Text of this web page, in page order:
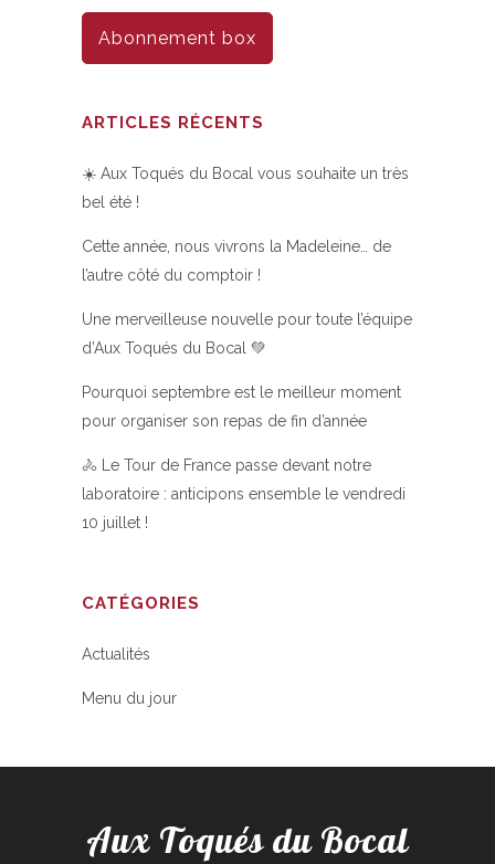
Abonnement box
ARTICLES RÉCENTS
☀️ Aux Toqués du Bocal vous souhaite un très
bel été !
Cette année, nous vivrons la Madeleine… de
l’autre côté du comptoir !
Une merveilleuse nouvelle pour toute l’équipe
d’Aux Toqués du Bocal 💚
Pourquoi septembre est le meilleur moment
pour organiser son repas de fin d’année
🚴 Le Tour de France passe devant notre
laboratoire : anticipons ensemble le vendredi
10 juillet !
CATÉGORIES
Actualités
Menu du jour
Aux Toqués du Bocal